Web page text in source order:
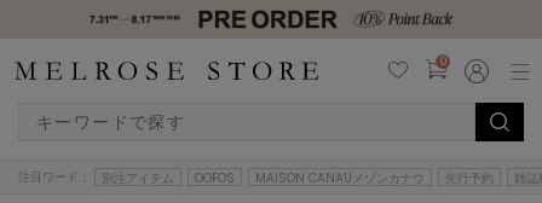
0
注目ワード： 別注アイテム OOFOS MAISON CANAUメゾンカナウ 先行予約 雑誌